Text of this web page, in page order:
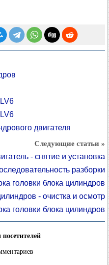
двигателя
Следующие статьи »
- снятие и установка
разборки
головки блока цилиндров
- очистка и осмотр
головки блока цилиндров